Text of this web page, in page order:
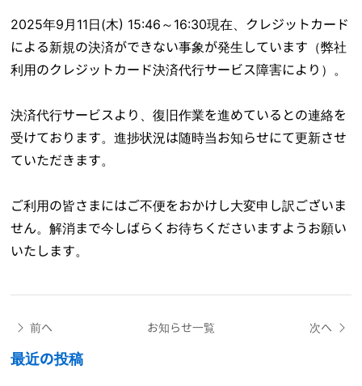
2025年9月11日(木) 15:46～16:30現在、クレジットカード
による新規の決済ができない事象が発生しています（弊社
利用のクレジットカード決済代行サービス障害により）。
決済代行サービスより、復旧作業を進めているとの連絡を
受けております。進捗状況は随時当お知らせにて更新させ
ていただきます。
ご利用の皆さまにはご不便をおかけし大変申し訳ございま
せん。解消まで今しばらくお待ちくださいますようお願い
いたします。
前へ お知らせ一覧 次へ
最近の投稿